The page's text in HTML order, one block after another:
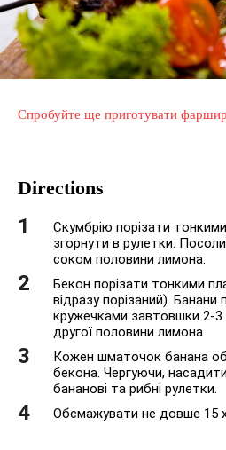
Спробуйте ще приготувати
Directions
Скумбрію порізати
згорнути в рулетки.
соком половини лимона.
Бекон порізати тонкими
відразу порізаний). Банани
кружечками завтовшки 2-3
другої половини лимона.
Кожен шматочок банана
бекона. Чергуючи,
бананові та рибні рулетки.
Обсмажувати не довше 15